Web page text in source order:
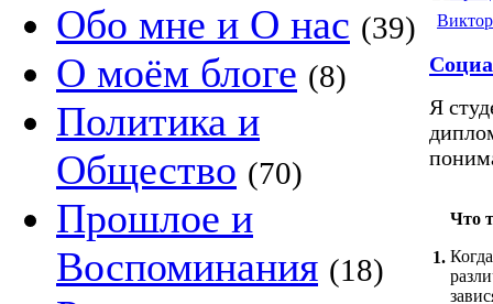
Обо мне и О нас (39)
О моём блоге (8)
Политика и
Общество (70)
Прошлое и
Воспоминания (18)
Я
1.
Что